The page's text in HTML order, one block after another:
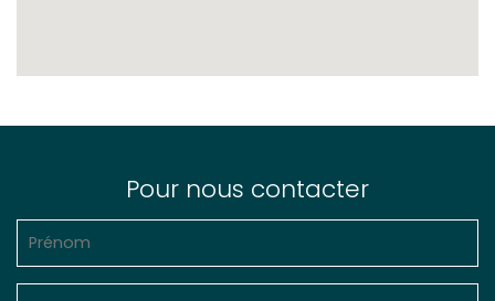
Pour nous contacter